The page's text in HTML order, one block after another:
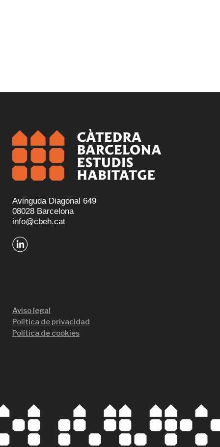
Avinguda Diagonal 649
08028 Barcelona
info@cbeh.cat
Aviso legal
Política de privacidad
Política de cookies